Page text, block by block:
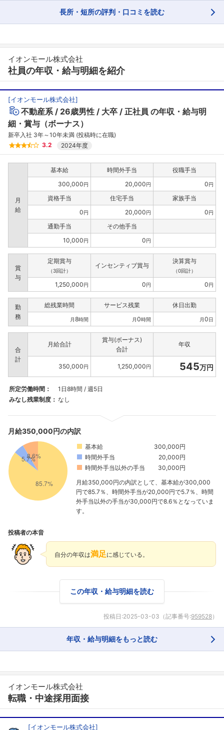
フォローしました
こちらの企業もフォローしませんか？
長所・短所の評判・口コミを読む
イオンモール株式会社
社員の年収・給与明細を紹介
[イオンモール株式会社]
不動産系 26歳男性 大卒 正社員 の年収・給与明
細・賞与（ボーナス）
新卒入社 3年～10年未満 (投稿時に在職)
3.2
2024年度
月
給
基本給 時間外手当
役職手当
300,000円 20,000円 0円
資格手当 住宅手当
家族手当
0円 20,000円 0円
通勤手当
その他手当
10,000円 0円
賞
与
定期賞与
（3回計）
インセンティブ賞与
決算賞与
（0回計）
1,250,000円 0円 0円
勤
務
総残業時間 サービス残業 休日出勤
月8時間 月0時間 月0日
合
計
月給合計
賞与(ボーナス)
合計
年収
350,000円 1,250,000円 545万円
所定労働時間：
1日8時間 / 週5日
みなし残業制度： なし
月給350,000円の内訳
基本給
300,000円
時間外手当
20,000円
時間外手当以外の手当
30,000円
月給350,000円の内訳として、基本給が300,000
円で85.7％、時間外手当が20,000円で5.7％、時間
外手当以外の手当が30,000円で8.6％となっていま
す。
投稿者の本音
自分の年収は満足に感じている。
この年収・給与明細を読む
投稿日:2025-03-03 （記事番号:959528）
年収・給与明細をもっと読む
イオンモール株式会社
転職・中途採用面接
[イオンモール株式会社]